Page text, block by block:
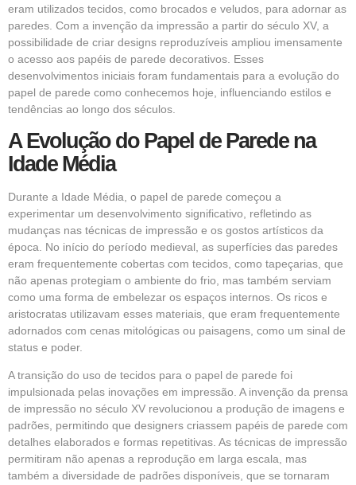
eram utilizados tecidos, como brocados e veludos, para adornar as
paredes. Com a invenção da impressão a partir do século XV, a
possibilidade de criar designs reproduzíveis ampliou imensamente
o acesso aos papéis de parede decorativos. Esses
desenvolvimentos iniciais foram fundamentais para a evolução do
papel de parede como conhecemos hoje, influenciando estilos e
tendências ao longo dos séculos.
A Evolução do Papel de Parede na
Idade Média
Durante a Idade Média, o papel de parede começou a
experimentar um desenvolvimento significativo, refletindo as
mudanças nas técnicas de impressão e os gostos artísticos da
época. No início do período medieval, as superfícies das paredes
eram frequentemente cobertas com tecidos, como tapeçarias, que
não apenas protegiam o ambiente do frio, mas também serviam
como uma forma de embelezar os espaços internos. Os ricos e
aristocratas utilizavam esses materiais, que eram frequentemente
adornados com cenas mitológicas ou paisagens, como um sinal de
status e poder.
A transição do uso de tecidos para o papel de parede foi
impulsionada pelas inovações em impressão. A invenção da prensa
de impressão no século XV revolucionou a produção de imagens e
padrões, permitindo que designers criassem papéis de parede com
detalhes elaborados e formas repetitivas. As técnicas de impressão
permitiram não apenas a reprodução em larga escala, mas
também a diversidade de padrões disponíveis, que se tornaram